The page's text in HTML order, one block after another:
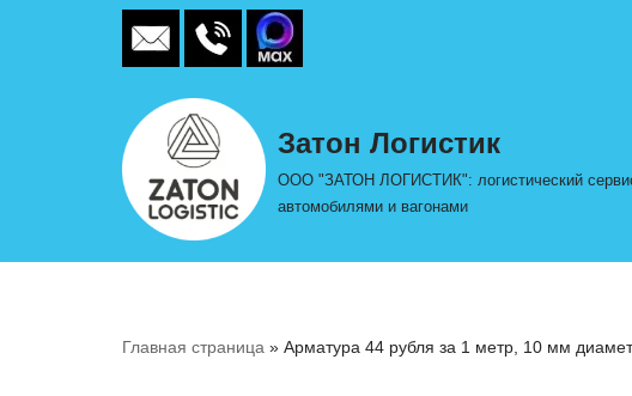
содержимому
Затон Логистик
ООО "ЗАТОН ЛОГИСТИК": логистический
автомобилями и вагонами
Главная страница » Арматура 44 рубля за 1 метр, 10 мм